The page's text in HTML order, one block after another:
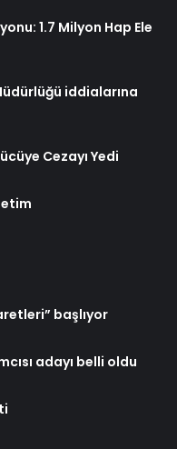
1.7 Milyon Hap Ele
iddialarına
Cezayı Yedi
başlıyor
adayı belli oldu